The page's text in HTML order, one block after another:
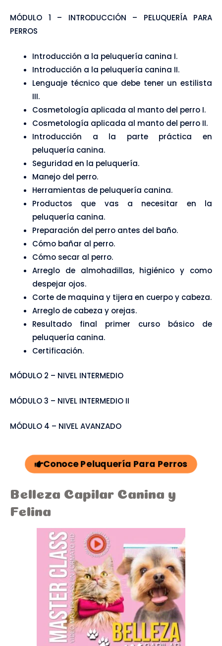
MÓDULO 1 – INTRODUCCIÓN – PELUQUERÍA PARA
PERROS
Introducción a la peluquería canina I.
Introducción a la peluquería canina II.
Lenguaje técnico que debe tener un estilista
III.
Cosmetología aplicada al manto del perro I.
Cosmetología aplicada al manto del perro II.
Introducción a la parte práctica en
peluquería canina.
Seguridad en la peluquería.
Manejo del perro.
Herramientas de peluquería canina.
Productos que vas a necesitar en la
peluquería canina.
Preparación del perro antes del baño.
Cómo bañar al perro.
Cómo secar al perro.
Arreglo de almohadillas, higiénico y como
despejar ojos.
Corte de maquina y tijera en cuerpo y cabeza.
Arreglo de cabeza y orejas.
Resultado final primer curso básico de
peluquería canina.
Certificación.
MÓDULO 2 – NIVEL INTERMEDIO
MÓDULO 3 – NIVEL INTERMEDIO II
MÓDULO 4 – NIVEL AVANZADO
Conoce Peluquería Para Perros
Belleza Capilar Canina y
Felina